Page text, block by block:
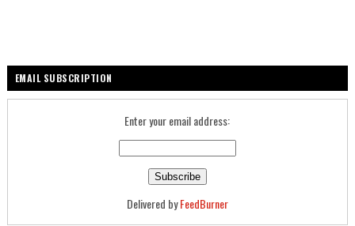
EMAIL SUBSCRIPTION
Enter your email address:
Delivered byFeedBurner